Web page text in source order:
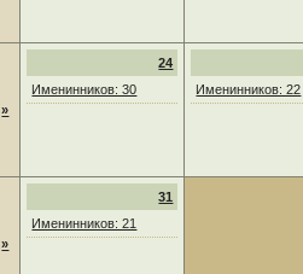
»
24
Именинников: 30
Именинников: 22
»
31
Именинников: 21